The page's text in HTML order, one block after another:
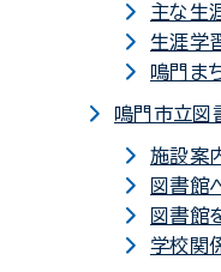
主な生
生涯学
鳴門ま
鳴門市立図
施設案
図書館
図書館
学校関